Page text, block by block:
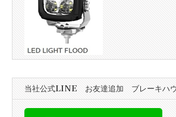
当社公式LINE お友達追加 ブレーキハ